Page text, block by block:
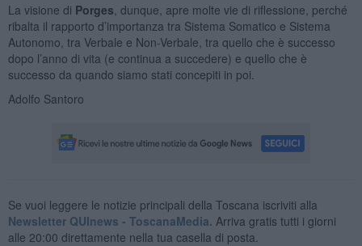
La visione di Porges , dunque, apre molte vie di riflessione, perché
ribalta il rapporto d’importanza tra Sistema Somatico e Sistema
Autonomo, tra Verbale e Non-Verbale, tra quello che è successo
dopo l’anno di vita (e continua a succedere) e quello che è
successo da quando siamo stati concepiti in poi.
Adolfo Santoro
Se vuoi leggere le notizie principali della Toscana iscriviti alla
Newsletter QUInews - ToscanaMedia. Arriva gratis tutti i giorni
alle 20:00 direttamente nella tua casella di posta.